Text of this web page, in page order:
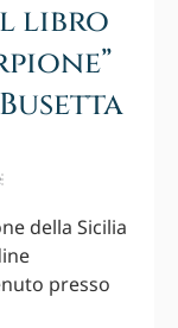
libro
della Sicilia
presso